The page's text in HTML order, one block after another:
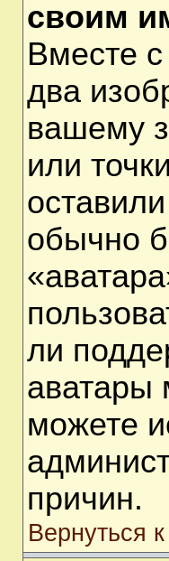
своим
Вместе
два
вашему
или
обычно
ли
аватары
можете
причин.
Вернуться